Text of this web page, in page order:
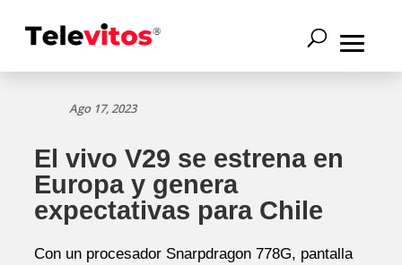
Ago 17, 2023
El vivo V29 se estrena en
Europa y genera
expectativas para Chile
Con un procesador Snarpdragon 778G, pantalla